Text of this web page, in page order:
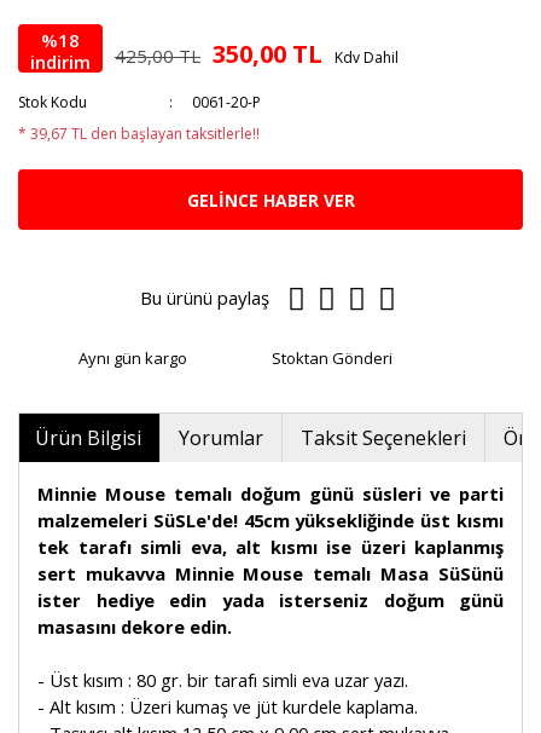
%18
indirim
425,00 TL 350,00 TL Kdv Dahil
Stok Kodu
0061-20-P
* 39,67 TL den başlayan taksitlerle!!
GELİNCE HABER VER
Bu ürünü paylaş
Aynı gün kargo Stoktan Gönderi
Ürün Bilgisi Yorumlar Taksit Seçenekleri
Minnie Mouse temalı doğum günü süsleri ve parti
malzemeleri SüSLe'de! 45cm yüksekliğinde üst kısmı
tek tarafı simli eva, alt kısmı ise üzeri kaplanmış
sert mukavva Minnie Mouse temalı Masa SüSünü
ister hediye edin yada isterseniz doğum günü
masasını dekore edin.
- Üst kısım : 80 gr. bir tarafı simli eva uzar yazı.
- Alt kısım : Üzeri kumaş ve jüt kurdele kaplama.